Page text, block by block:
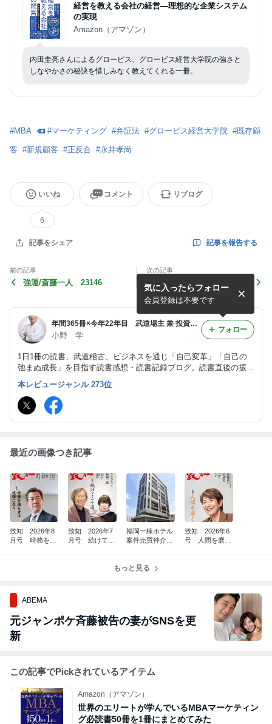
経営を教える会社の経営―理想的な企業システム
の実現
Amazon（アマゾン）
内田圭亮さんによるグロービス、グロービス経営大学院の強さと
しなやかさの秘訣を惜しみなく教えてくれる一冊。
#MBA #マーケティング #弁証法 #グロービス経営大学院 #既存顧
客 #新規顧客 #正反合 #永井孝尚
いいね
6
コメント リブログ
記事をシェア 記事を報告する
前の記事
強運/斎藤一人 23146
次の記事
致知 2023年6月号 我が人
生の詩 23144
年間365冊×今年22年目 武道場主 兼 投資会社・コンサル会社 オーナー社長 兼 グロービス経営大学院准教授による読書日記
小野 学
1日1冊の読書、武道稽古、ビジネスを通じ「自己変革」「自己の
弛まぬ成長」を目指す読書感想・読書記録ブログ。読書直後の振り
返り・アウトプット前提のインプットを心がけつつ、将来の自分自
身の為の検索可能なデータベースとして活用。旧「分譲マンション
屋の読書日記」
気に入ったらフォロー
会員登録は不要です
フォロー
本レビュージャンル 273位
最近の画像つき記事
致知 2026年8
月号 時務を識
致知 2026年7
月号 続けてこ
福岡一棟ホテル
案件売買仲介完
致知 2026年6
号 人間を磨
もっと見る
ABEMA
元ジャンポケ斉藤被告の妻がSNSを更
新
この記事でPickされているアイテム
Amazon（アマゾン）
世界のエリートが学んでいるMBAマーケティン
グ必読書50冊を1冊にまとめてみた